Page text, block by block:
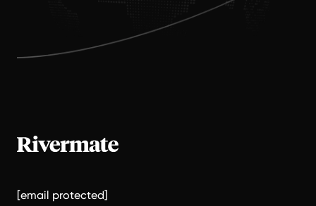
[email protected]